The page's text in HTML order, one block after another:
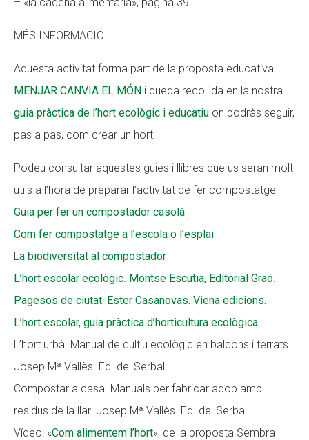
MÉS INFORMACIÓ
Aquesta activitat forma part de la proposta educativa
MENJAR CANVIA EL MÓN i queda recollida en la nostra
guia pràctica de l’hort ecològic i educatiu on podràs seguir,
pas a pas, com crear un hort.
Podeu consultar aquestes guies i llibres que us seran molt
útils a l’hora de preparar l’activitat de fer compostatge:
Guia per fer un compostador casolà
Com fer compostatge a l’escola o l’esplai
La biodiversitat al compostador
L’hort escolar ecològic. Montse Escutia, Editorial Graó.
Pagesos de ciutat. Ester Casanovas. Viena edicions.
L’hort escolar, guia pràctica d’horticultura ecològica
L’hort urbà. Manual de cultiu ecològic en balcons i terrats.
Josep Mª Vallès. Ed. del Serbal.
Compostar a casa. Manuals per fabricar adob amb
residus de la llar. Josep Mª Vallès. Ed. del Serbal.
Vídeo: «Com alimentem l’hort«, de la proposta Sembra